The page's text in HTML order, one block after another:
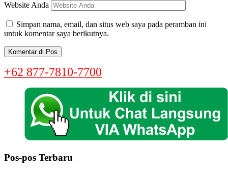
Website Anda
Simpan nama, email, dan situs web saya pada peramban ini
untuk komentar saya berikutnya.
+62 877-7810-7700
Pos-pos Terbaru